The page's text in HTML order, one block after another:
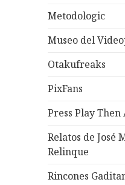
Metodologic
Museo del
Otakufreaks
PixFans
Press Play Then
Relatos de José
Relinque
Rincones